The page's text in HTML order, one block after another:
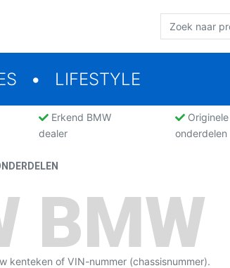
LIFESTYLE
Erkend BMW
dealer
Originele
onderdelen
BMW
kenteken of VIN-nummer (chassisnummer).